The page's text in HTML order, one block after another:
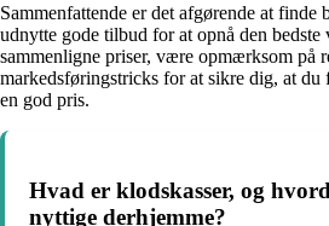
Sammenfattende er det afgørende at finde
udnytte gode tilbud for at opnå den
sammenligne priser, være opmærksom på
markedsføringstricks for at sikre dig, at du
en god pris.
Hvad er klodskasser, og
nyttige derhjemme?